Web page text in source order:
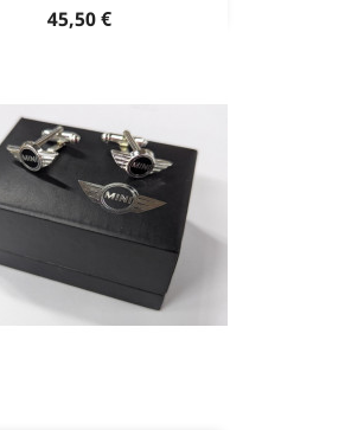
Prix
45,50 €